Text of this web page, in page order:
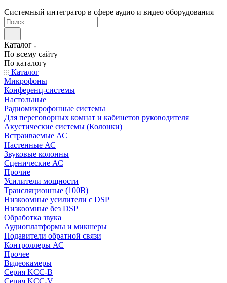
Системный интегратор в сфере аудио и видео оборудования
Каталог
По всему сайту
По каталогу
Каталог
Микрофоны
Конференц-системы
Настольные
Радиомикрофонные системы
Для переговорных комнат и кабинетов руководителя
Акустические системы (Колонки)
Встраиваемые АС
Настенные АС
Звуковые колонны
Сценические АС
Прочие
Усилители мощности
Трансляционные (100В)
Низкоомные усилители с DSP
Низкоомные без DSP
Обработка звука
Аудиоплатформы и микшеры
Подавители обратной связи
Контроллеры АС
Прочее
Видеокамеры
Серия KCC-B
Серия KCC-V